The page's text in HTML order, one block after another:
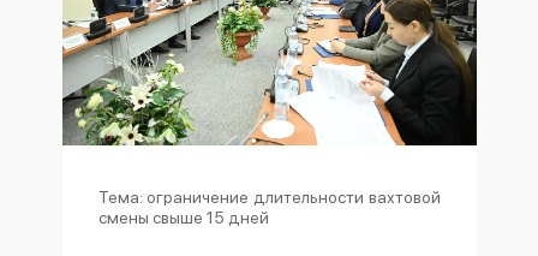
Тема: ограничение длительности вахтовой
смены свыше 15 дней